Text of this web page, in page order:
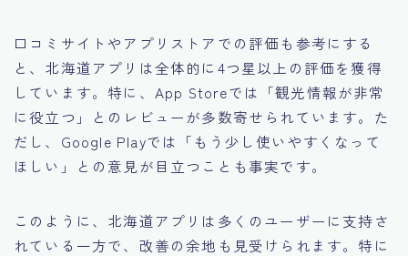
口コミサイトやアプリストアでの評価も参考にする
と、北海道アプリは全体的に4つ星以上の評価を獲得
しています。特に、App Storeでは「観光情報が非常
に役立つ」とのレビューが多数寄せられています。た
だし、Google Playでは「もう少し使いやすくなって
ほしい」との意見が目立つことも事実です。
このように、北海道アプリは多くのユーザーに支持さ
れている一方で、改善の余地も見受けられます。特に